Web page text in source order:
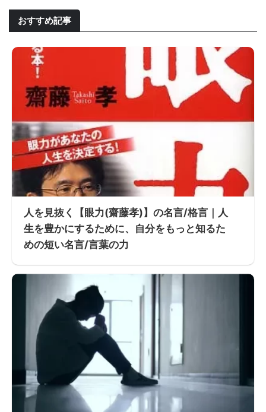
おすすめ記事
人を見抜く【眼力(齋藤孝)】の名言/格言｜人
生を豊かにするために、自分をもっと知るた
めの短い名言/言葉の力